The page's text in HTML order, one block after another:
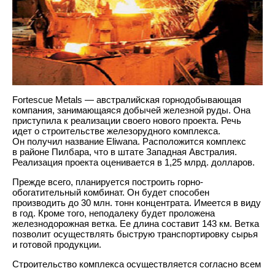
Fortescue Metals — австралийская горнодобывающая
компания, занимающаяся добычей железной руды. Она
приступила к реализации своего нового проекта. Речь
идет о строительстве железорудного комплекса.
Он получил название Eliwana. Расположится комплекс
в районе Пилбара, что в штате Западная Австралия.
Реализация проекта оценивается в 1,25 млрд. долларов.
Прежде всего, планируется построить горно-
обогатительный комбинат. Он будет способен
производить до 30 млн. тонн концентрата. Имеется в виду
в год. Кроме того, неподалеку будет проложена
железнодорожная ветка. Ее длина составит 143 км. Ветка
позволит осуществлять быструю транспортировку сырья
и готовой продукции.
Строительство комплекса осуществляется согласно всем